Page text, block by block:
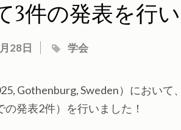
3件の発表を行
28日 学会
Gothenburg, Sweden）におい
発表2件）を行いました！